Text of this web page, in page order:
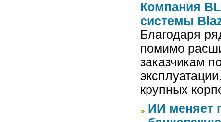
Компания
системы
Благодаря
помимо
заказчикам
крупных
ИИ меняет